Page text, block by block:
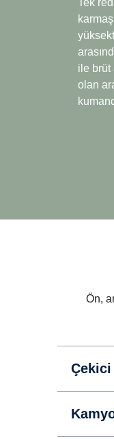
olanak
karınca
ile brüt
olan
Ön,
Çekici